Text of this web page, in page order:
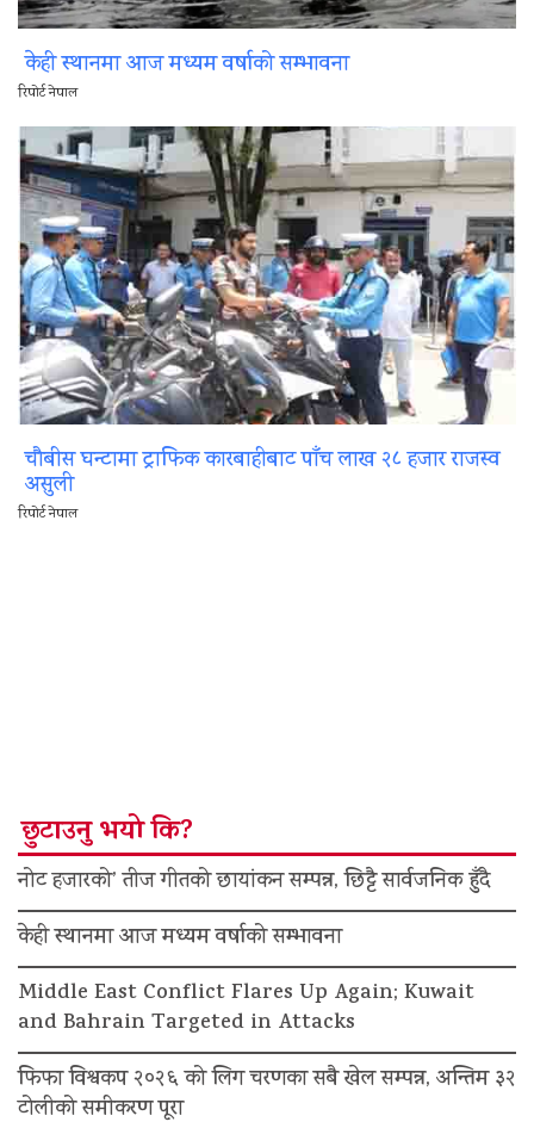
केही स्थानमा आज मध्यम वर्षाको सम्भावना
रिपोर्ट नेपाल
चौबीस घन्टामा ट्राफिक कारबाहीबाट पाँच लाख २८ हजार राजस्व
असुली
रिपोर्ट नेपाल
छुटाउनु भयो कि?
नोट हजारको’ तीज गीतको छायांकन सम्पन्न, छिट्टै सार्वजनिक हुँदै
केही स्थानमा आज मध्यम वर्षाको सम्भावना
Middle East Conflict Flares Up Again; Kuwait
and Bahrain Targeted in Attacks
फिफा विश्वकप २०२६ को लिग चरणका सबै खेल सम्पन्न, अन्तिम ३२
टोलीको समीकरण पूरा